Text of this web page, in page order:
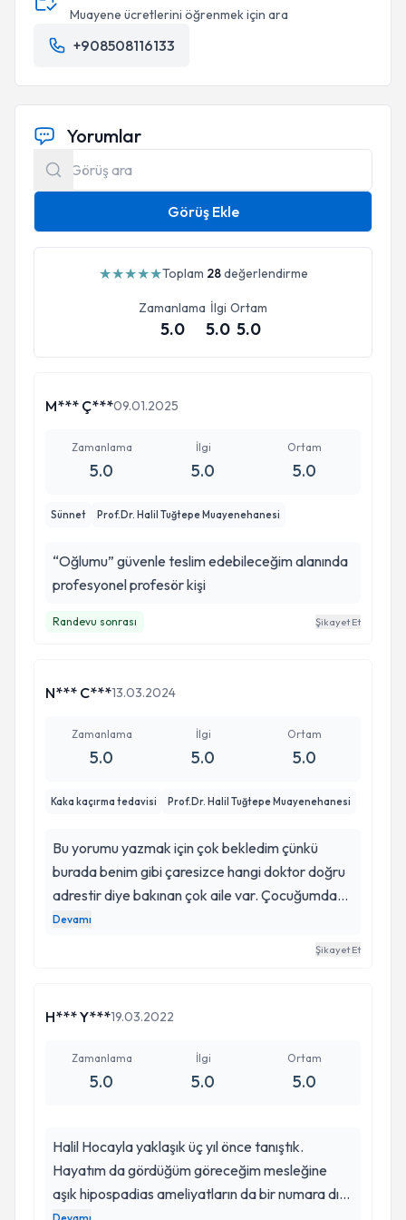
Muayene ücretlerini öğrenmek için ara
+908508116133
Yorumlar
Görüş Ekle
★★★★★Toplam 28değerlendirme
Zamanlama
5.0
İlgi
5.0
Ortam
5.0
M*** Ç***09.01.2025
Zamanlama
5.0
İlgi
5.0
Ortam
5.0
Sünnet Prof.Dr. Halil Tuğtepe Muayenehanesi
“Oğlumu” güvenle teslim edebileceğim alanında
profesyonel profesör kişi
Randevu sonrası Şikayet Et
N*** C***13.03.2024
Zamanlama
5.0
İlgi
5.0
Ortam
5.0
Kaka kaçırma tedavisi Prof.Dr. Halil Tuğtepe Muayenehanesi
Bu yorumu yazmak için çok bekledim çünkü
burada benim gibi çaresizce hangi doktor doğru
adrestir diye bakınan çok aile var. Çocuğumda
kaka kaçırma ve gece çiş kacırma problemı
vardı( yas 7) Bizi hemen pedagoga yönlendirdiler
banada siz çok gergınsızınız diyip ilaca baslattılar
gün kacan kakaya devam. Ben yine her gün
arastırmalara devam ederken bu sorunun
ürolojiye götürme diyede korkuttu bizi.
İnstagramda karsıma çıktı Halil Hoca günlerce
arastırdım ve randevu alıp kendısıne basvurdum.
Devamı
Şikayet Et
H*** Y***19.03.2022
Zamanlama
5.0
İlgi
5.0
Ortam
5.0
Halil Hocayla yaklaşık üç yıl önce tanıştık.
Hayatım da gördüğüm göreceğim mesleğine
aşık hipospadias ameliyatların da bir numara dır.